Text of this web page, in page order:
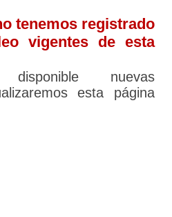
tenemos registrado
vigentes de esta
nuevas
esta página